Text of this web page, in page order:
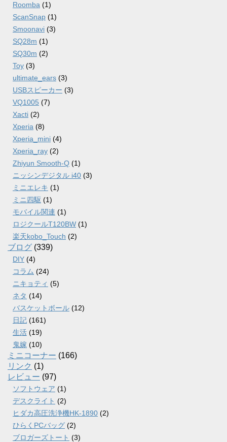
Roomba (1)
ScanSnap (1)
Smoonavi (3)
SQ28m (1)
SQ30m (2)
Toy (3)
ultimate_ears (3)
USBスピーカー (3)
VQ1005 (7)
Xacti (2)
Xperia (8)
Xperia_mini (4)
Xperia_ray (2)
Zhiyun Smooth-Q (1)
ニッシンデジタル i40 (3)
ミニエレキ (1)
ミニ四駆 (1)
モバイル関連 (1)
ロジクールT120BW (1)
楽天kobo_Touch (2)
ブログ (339)
DIY (4)
コラム (24)
ニキョティ (5)
ネタ (14)
バスケットボール (12)
日記 (161)
生活 (19)
鬼嫁 (10)
ミニコーナー (166)
リンク (1)
レビュー (97)
ソフトウェア (1)
デスクライト (2)
ヒダカ高圧洗浄機HK-1890 (2)
ひらくPCバッグ (2)
ブロガーズトート (3)